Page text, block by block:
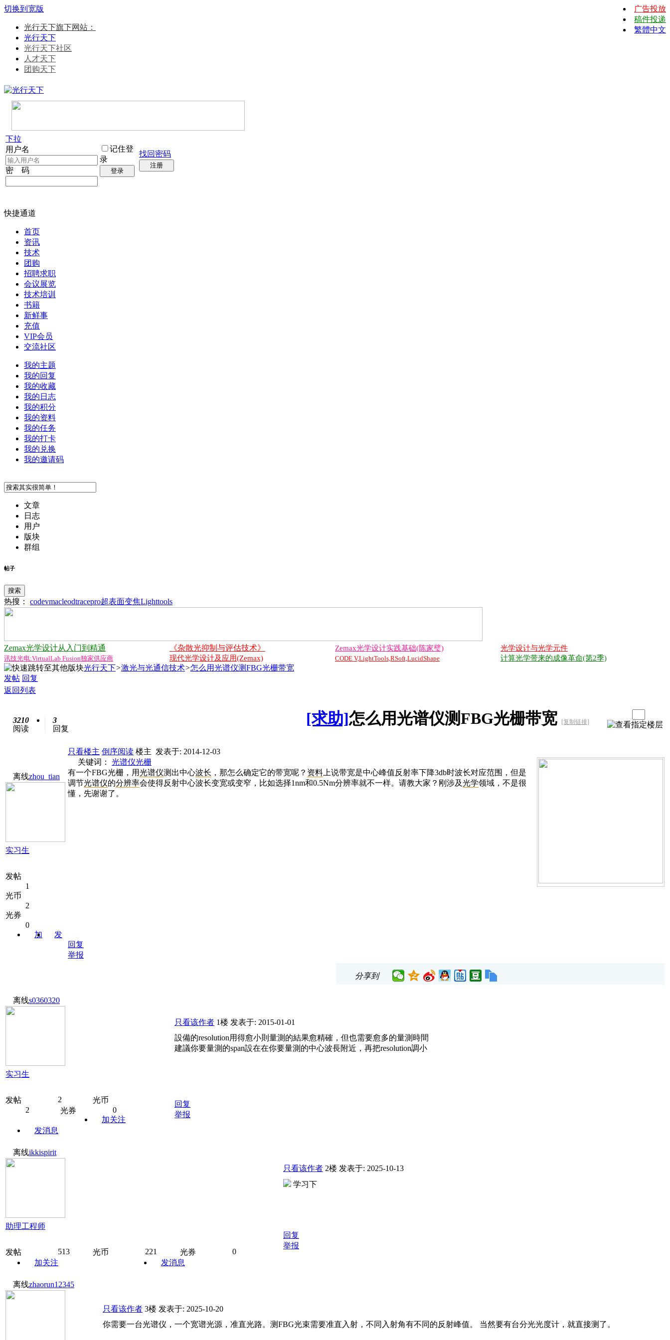
切换到宽版
广告投放
稿件投递
繁體中文
光行天下旗下网站：
光行天下
光行天下社区
人才天下
团购天下
下拉
用户名
密 码
记住登
录
登录
找回密码
注册
快捷通道
首页
资讯
技术
团购
招聘求职
会议展览
技术培训
书籍
新鲜事
充值
VIP会员
交流社区
我的主题
我的回复
我的收藏
我的日志
我的积分
我的资料
我的任务
我的打卡
我的兑换
我的邀请码
文章
日志
用户
版块
群组
帖子
搜索
热搜： codevmacleodtracepro超表面变焦Lighttools
Zemax光学设计从入门到精通 《杂散光抑制与评估技术》 Zemax光学设计实践基础(陈家璧) 光学设计与光学元件
讯技光电:VirtualLab Fusion独家供应商 现代光学设计及应用(Zemax) CODE V,LightTools,RSoft,LucidShape 计算光学带来的成像革命(第2季)
光行天下>激光与光通信技术>怎么用光谱仪测FBG光栅带宽
发帖 回复
返回列表
3210
阅读
3
回复
[求助]怎么用光谱仪测FBG光栅带宽 [复制链接]
离线zhou_tian
实习生
发帖
1
光币
2
光券
0
加
发
只看楼主 倒序阅读 楼主 发表于: 2014-12-03
关键词： 光谱仪光栅
有一个FBG光栅，用光谱仪测出中心波长 ，那怎么确定它的带宽呢？ 资料 上说带宽是中心峰值反射率下降3db时波长对应范围，但是
调节光谱仪的分辨率会使得反射中心波长变宽或变窄，比如选择1nm和0.5Nm分辨率就不一样。请教大家？刚涉及光学领域，不是很
懂，先谢谢了。
回复
举报
分享到
离线s0360320
实习生
发帖 2
光币
2
光券
0
加关注
发消息
只看该作者 1楼 发表于: 2015-01-01
設備的resolution用得愈小則量測的結果愈精確，但也需要愈多的量測時間
建議你要量測的span設在在你要量測的中心波長附近，再把resolution調小
回复
举报
离线ikkispirit
助理工程师
发帖 513 光币 221 光券
0
加关注
发消息
只看该作者 2楼 发表于: 2025-10-13
学习下
回复
举报
离线zhaorun12345
只看该作者 3楼 发表于: 2025-10-20
你需要一台光谱仪，一个宽谱光源，准直光路。测FBG光束需要准直入射，不同入射角有不同的反射峰值。 当然要有台分光光度计，就直接测了。